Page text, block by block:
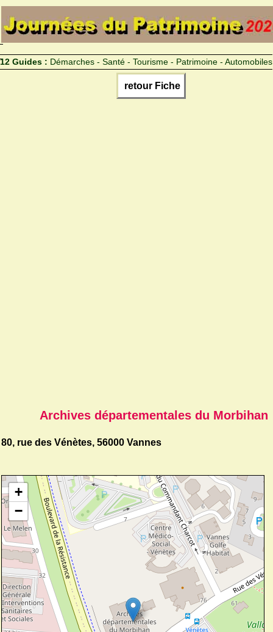
12 Guides : Démarches - Santé - Tourisme - Patrimoine - Automobiles
retour Fiche
Archives départementales du Morbihan
80, rue des Vénètes, 56000 Vannes
+
−